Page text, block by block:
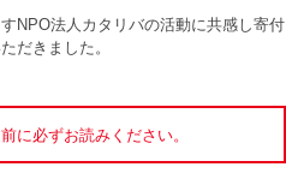
NPO法人カタリバの活動に共感し寄付
だきました。
に必ずお読みください。